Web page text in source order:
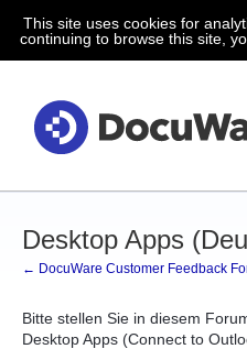
Zum
Inhalt
This site uses cookies for
continuing to browse this site,
Desktop Apps
← DocuWare Customer Feedback
Bitte stellen Sie in diesem
Desktop Apps (Connect to